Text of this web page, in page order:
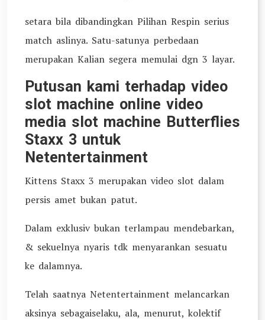
setara bila dibandingkan Pilihan Respin serius
match aslinya. Satu-satunya perbedaan
merupakan Kalian segera memulai dgn 3 layar.
Putusan kami terhadap video
slot machine online video
media slot machine Butterflies
Staxx 3 untuk
Netentertainment
Kittens Staxx 3 merupakan video slot dalam
persis amet bukan patut.
Dalam exklusiv bukan terlampau mendebarkan,
& sekuelnya nyaris tdk menyarankan sesuatu
ke dalamnya.
Telah saatnya Netentertainment melancarkan
aksinya sebagaiselaku, ala, menurut, kolektif